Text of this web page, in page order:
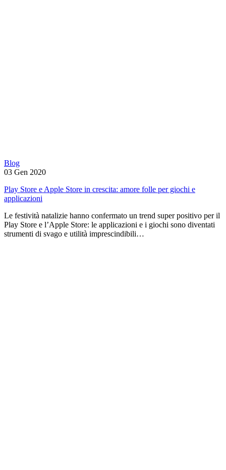
Blog
03 Gen 2020
Play Store e Apple Store in crescita: amore folle per giochi e
applicazioni
Le festività natalizie hanno confermato un trend super positivo per il
Play Store e l’Apple Store: le applicazioni e i giochi sono diventati
strumenti di svago e utilità imprescindibili…